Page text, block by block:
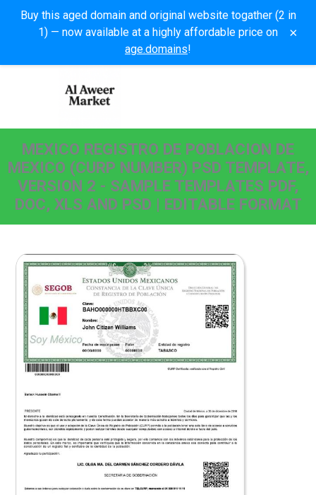
Buy this aged domain and original website togather (2 in
1) — now available at a highly affordable price on
age.domains!
×
MEXICO REGISTRO DE POBLACION DE
MEXICO (CURP NUMBER) PSD TEMPLATE,
VERSION 2 - SAMPLE TEMPLATES PDF,
DOC, XLS AND PSD | EDITABLE FORMAT